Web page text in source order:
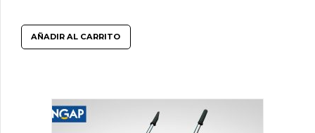
AÑADIR AL CARRITO